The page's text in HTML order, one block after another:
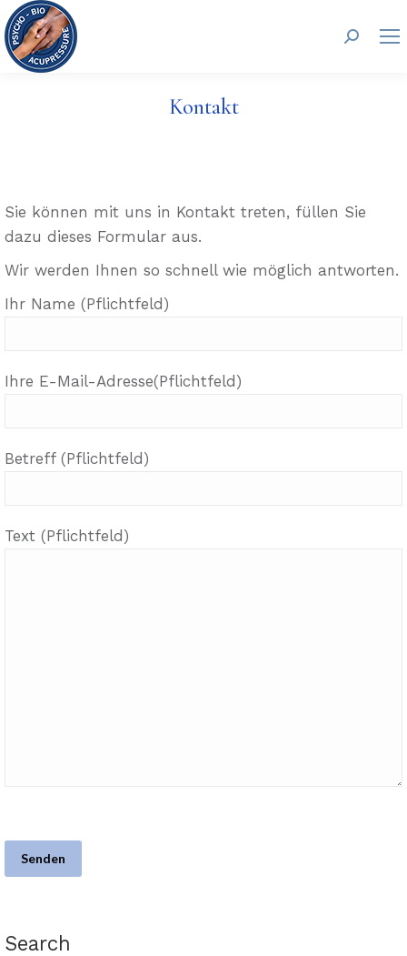
Search:
Kontakt
Sie können mit uns in Kontakt treten, füllen Sie
dazu dieses Formular aus.
Wir werden Ihnen so schnell wie möglich antworten.
Ihr Name (Pflichtfeld)
Ihre E-Mail-Adresse(Pflichtfeld)
Betreff (Pflichtfeld)
Text (Pflichtfeld)
Search